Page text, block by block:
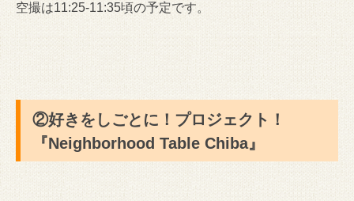
空撮は11:25-11:35頃の予定です。
②好きをしごとに！プロジェクト！
『Neighborhood Table Chiba』